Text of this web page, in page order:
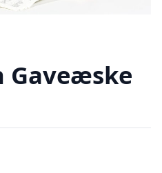
Gaveæske